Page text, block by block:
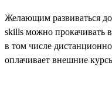
Желающим развиваться
skills можно прокачивать
в том числе
оплачивает внешние